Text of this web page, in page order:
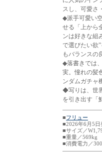
スし、可愛さ
◆派手可愛い
せる「上から
ンは好きな組
で選びたい欲
もバランスの
◆落書きでは
実。憧れの髪
ンダムガチャ
◆写りは、世
を引き出す「
■フリュー
■2026年6月5日
■サイズ／
■重量／569kg
■消費電力／